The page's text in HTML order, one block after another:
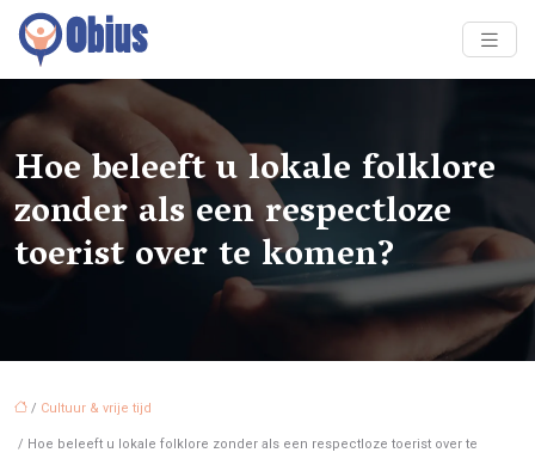
Hoe beleeft u lokale folklore
zonder als een respectloze
toerist over te komen?
/ Cultuur & vrije tijd
/ Hoe beleeft u lokale folklore zonder als een respectloze toerist over te